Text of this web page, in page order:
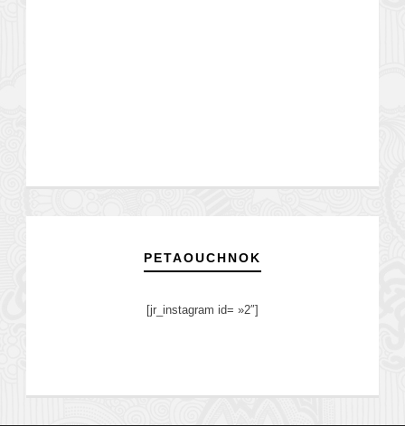
PETAOUCHNOK
[jr_instagram id= »2″]